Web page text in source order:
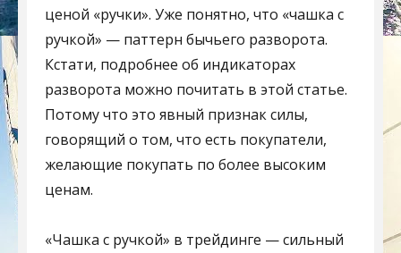
ценой «ручки». Уже понятно, что «чашка с
ручкой» — паттерн бычьего разворота.
Кстати, подробнее об индикаторах
разворота можно почитать в этой статье.
Потому что это явный признак силы,
говорящий о том, что есть покупатели,
желающие покупать по более высоким
ценам.
«Чашка с ручкой» в трейдинге — сильный